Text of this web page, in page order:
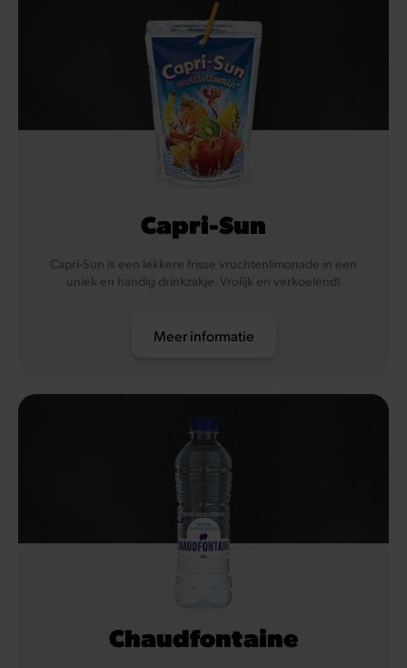
Capri-Sun
Capri-Sun is een lekkere frisse vruchtenlimonade in een
uniek en handig drinkzakje. Vrolijk en verkoelend!
Meer informatie
Chaudfontaine